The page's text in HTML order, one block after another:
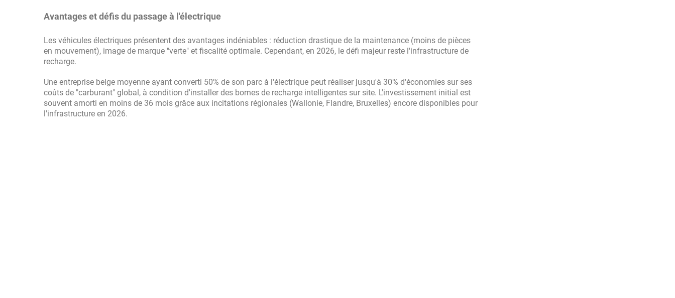
Avantages et défis du passage à l'électrique
Les véhicules électriques présentent des avantages indéniables : réduction drastique de la maintenance (moins de pièces
en mouvement), image de marque "verte" et fiscalité optimale. Cependant, en 2026, le défi majeur reste l'infrastructure de
recharge.
Une entreprise belge moyenne ayant converti 50% de son parc à l'électrique peut réaliser jusqu'à 30% d'économies sur ses
coûts de "carburant" global, à condition d'installer des bornes de recharge intelligentes sur site. L'investissement initial est
souvent amorti en moins de 36 mois grâce aux incitations régionales (Wallonie, Flandre, Bruxelles) encore disponibles pour
l'infrastructure en 2026.